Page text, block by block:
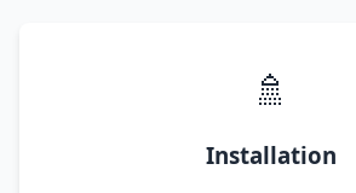
🚿
Installation